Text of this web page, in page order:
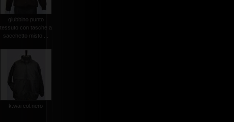
giubbino punto
tessuto con tasche a
sacchetto misto ...
k.wai col.nero